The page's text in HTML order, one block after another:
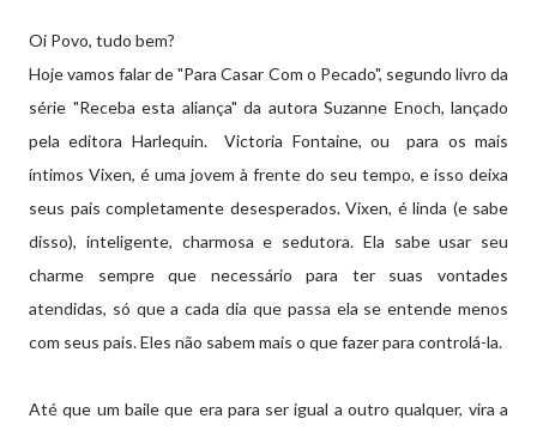
Oi Povo, tudo bem?
Hoje vamos falar de "Para Casar Com o Pecado", segundo livro da
série "Receba esta aliança" da autora Suzanne Enoch, lançado
pela editora Harlequin. Victoria Fontaine, ou para os mais
íntimos Vixen, é uma jovem à frente do seu tempo, e isso deixa
seus pais completamente desesperados. Vixen, é linda (e sabe
disso), inteligente, charmosa e sedutora. Ela sabe usar seu
charme sempre que necessário para ter suas vontades
atendidas, só que a cada dia que passa ela se entende menos
com seus pais. Eles não sabem mais o que fazer para controlá-la.
Até que um baile que era para ser igual a outro qualquer, vira a